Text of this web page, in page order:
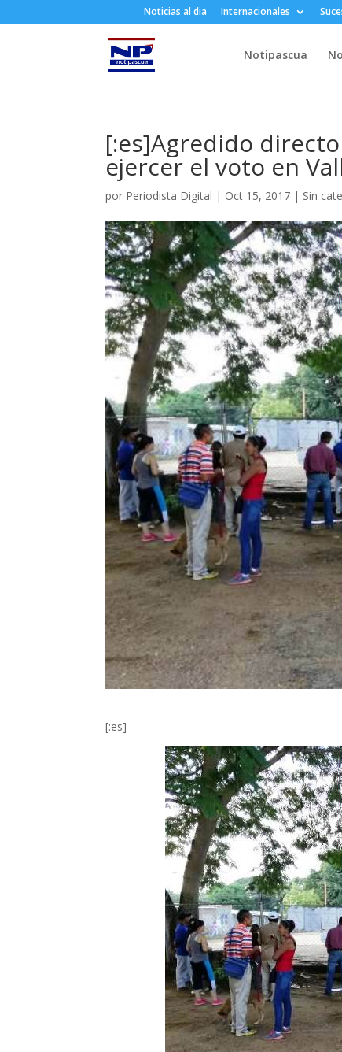
Noticias al dia Internacionales
Notipascua
[:es]Agredido
ejercer el voto en
por Periodista Digital | Oct 15, 2017 | Sin
[:es]